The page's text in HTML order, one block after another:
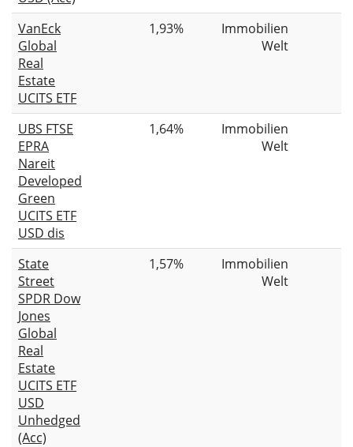
VanEck
Global
Real
Estate
UCITS ETF
1,93%
Immobilien
Welt
UBS FTSE
EPRA
Nareit
Developed
Green
UCITS ETF
USD dis
1,64%
Immobilien
Welt
State
Street
SPDR Dow
Jones
Global
Real
Estate
UCITS ETF
USD
Unhedged
(Acc)
1,57%
Immobilien
Welt